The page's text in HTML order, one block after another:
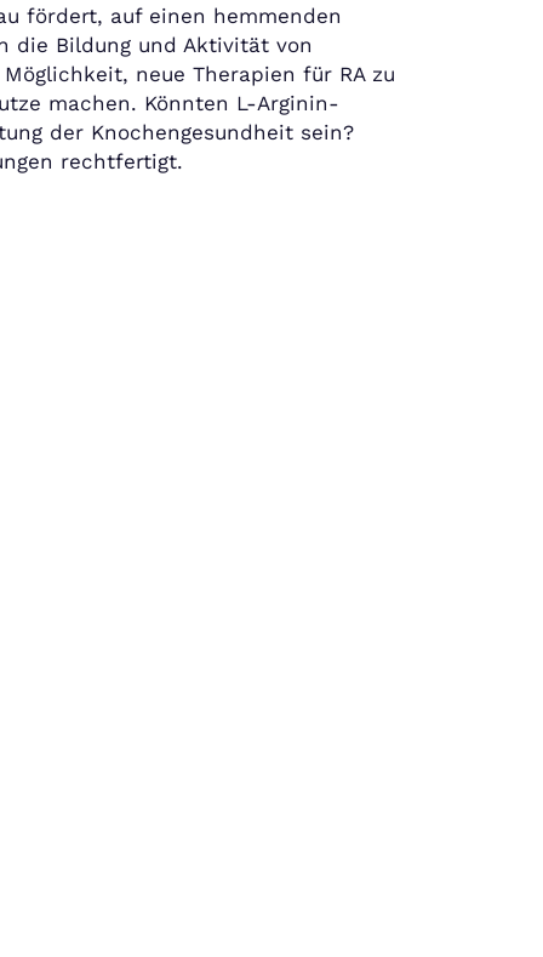
fördert, auf einen hemmenden
die Bildung und Aktivität von
neue Therapien für RA zu
machen. Könnten L-Arginin-
der Knochengesundheit sein?
rechtfertigt.